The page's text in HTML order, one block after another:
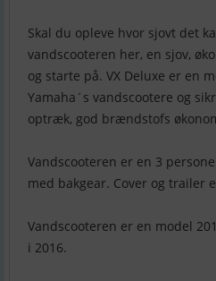
Skal du opleve hvor sjovt det
vandscooteren her, en sjov,
og starte på. VX Deluxe er en
Yamaha´s vandscootere og
optræk, god brændstofs
Vandscooteren er en 3
med bakgear. Cover og trailer
Vandscooteren er en model
i 2016.